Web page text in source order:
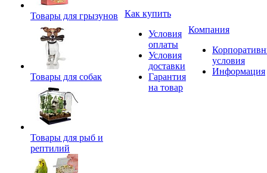
Товары для грызунов
Товары для собак
Товары для рыб и
рептилий
Как купить
Условия
оплаты
Условия
доставки
Гарантия
на товар
Компания
условия
Информация